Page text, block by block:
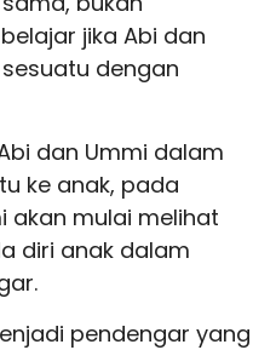
jika Abi dan
dengan
dan Ummi dalam
ke anak, pada
akan mulai melihat
diri anak dalam
pendengar yang